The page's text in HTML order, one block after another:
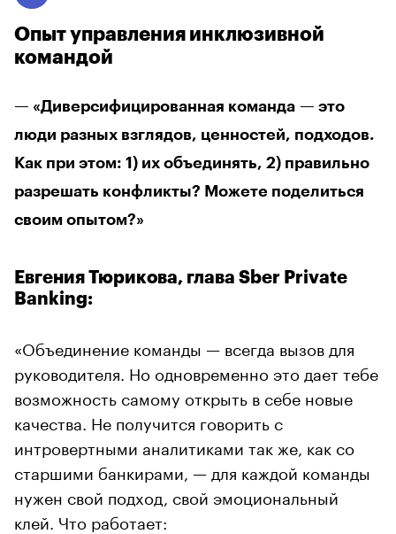
Опыт управления инклюзивной
командой
— «Диверсифицированная команда — это
люди разных взглядов, ценностей, подходов.
Как при этом: 1) их объединять, 2) правильно
разрешать конфликты? Можете поделиться
своим опытом?»
Евгения Тюрикова, глава Sber Private
Banking:
«Объединение команды — всегда вызов для
руководителя. Но одновременно это дает тебе
возможность самому открыть в себе новые
качества. Не получится говорить с
интровертными аналитиками так же, как со
старшими банкирами, — для каждой команды
нужен свой подход, свой эмоциональный
клей. Что работает: